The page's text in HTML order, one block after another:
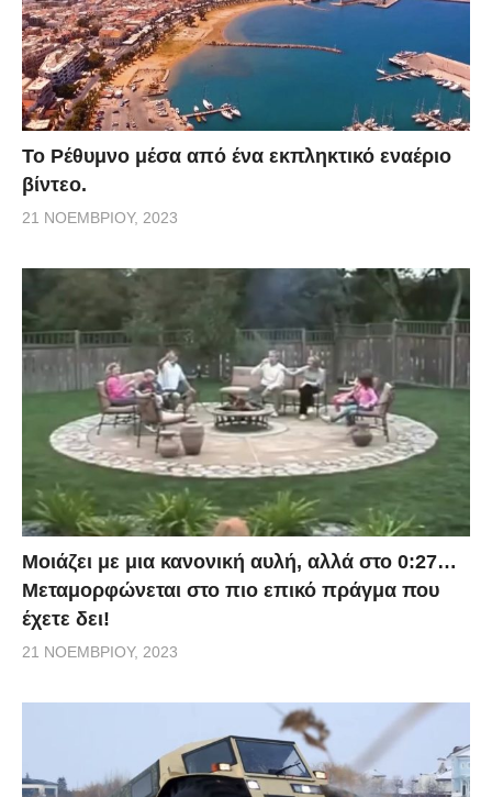
Το Ρέθυμνο μέσα από ένα εκπληκτικό εναέριο
βίντεο.
21 ΝΟΕΜΒΡΊΟΥ, 2023
Μοιάζει με μια κανονική αυλή, αλλά στο 0:27…
Μεταμορφώνεται στο πιο επικό πράγμα που
έχετε δει!
21 ΝΟΕΜΒΡΊΟΥ, 2023